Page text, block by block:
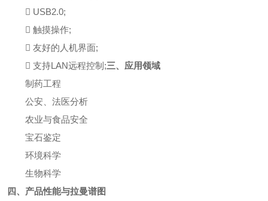
 USB2.0;
 触摸操作;
 友好的人机界面;
 支持LAN远程控制;三、应用领域
制药工程
公安、法医分析
农业与食品安全
宝石鉴定
环境科学
生物科学
四、产品性能与拉曼谱图